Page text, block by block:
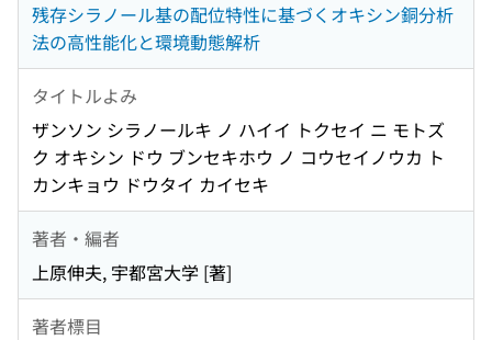
残存シラノール基の配位特性に基づくオキシン銅分析
法の高性能化と環境動態解析
タイトルよみ
ザンソン シラノールキ ノ ハイイ トクセイ ニ モトズ
ク オキシン ドウ ブンセキホウ ノ コウセイノウカ ト
カンキョウ ドウタイ カイセキ
著者・編者
上原伸夫, 宇都宮大学 [著]
著者標目